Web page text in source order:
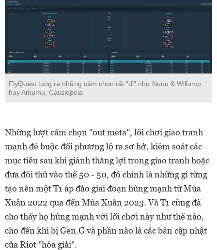
FlyQuest tung ra những cấm chọn rất "dị" như Nunu & Willump
hay Amumu, Cassiopeia
Những lượt cấm chọn "out meta", lối chơi giao tranh
mạnh để buộc đối phương lộ ra sơ hở, kiểm soát các
mục tiêu sau khi giành thắng lợi trong giao tranh hoặc
đưa đối thủ vào thế 50 - 50, đó chính là những gì từng
tạo nên một T1 áp đảo giai đoạn hùng mạnh từ Mùa
Xuân 2022 qua đến Mùa Xuân 2023. Và T1 cũng đã
cho thấy họ hùng mạnh với lối chơi này như thế nào,
cho đến khi bị Gen.G và phần nào là các bản cập nhật
của Riot "hóa giải".